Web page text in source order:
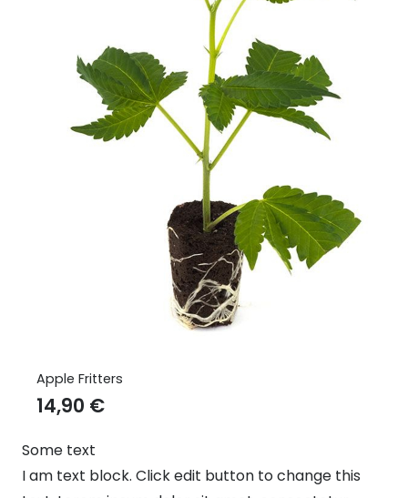
Apple Fritters
14,90 €
Some text
I am text block. Click edit button to change this